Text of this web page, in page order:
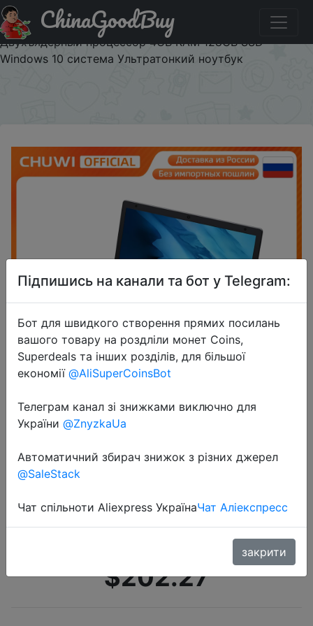
Купити на розпродажі ноутбук CHUWI HeroBook Air
11,6-дюймов IPS экран Intel Celeron N4020
Двухъядерный процессор 4GB RAM 128GB SSD
Windows 10 система Ультратонкий ноутбук
ChinaGoodBuy
2022-07-02
дюймов IPS экран Intel Celeron
N4020 Двухъядерный процессор
4GB RAM 128GB SSD Windows 10
система Ультратонкий ноутбук
$202.27
Підпишись на канали та бот у Telegram:
Бот для швидкого створення прямих посилань
вашого товару на роздліли монет Coins,
Superdeals та інших розділів, для більшої
економії @AliSuperCoinsBot
Телеграм канал зі знижками виключно для
України @ZnyzkaUa
Автоматичний збирач знижок з різних джерел
@SaleStack
Чат спільноти Aliexpress УкраїнаЧат Аліекспресс
закрити